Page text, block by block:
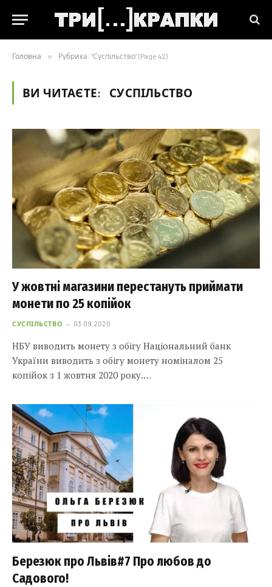
Головна » Рубрика: "Суспільство" (Page 42)
ВИ ЧИТАЄТЕ: СУСПІЛЬСТВО
У жовтні магазини перестануть приймати
монети по 25 копійок
СУСПІЛЬСТВО 03.09.2020
НБУ виводить монету з обігу Національний банк
України виводить з обігу монету номіналом 25
копійок з 1 жовтня 2020 року.…
Березюк про Львів#7 Про любов до
Садового!